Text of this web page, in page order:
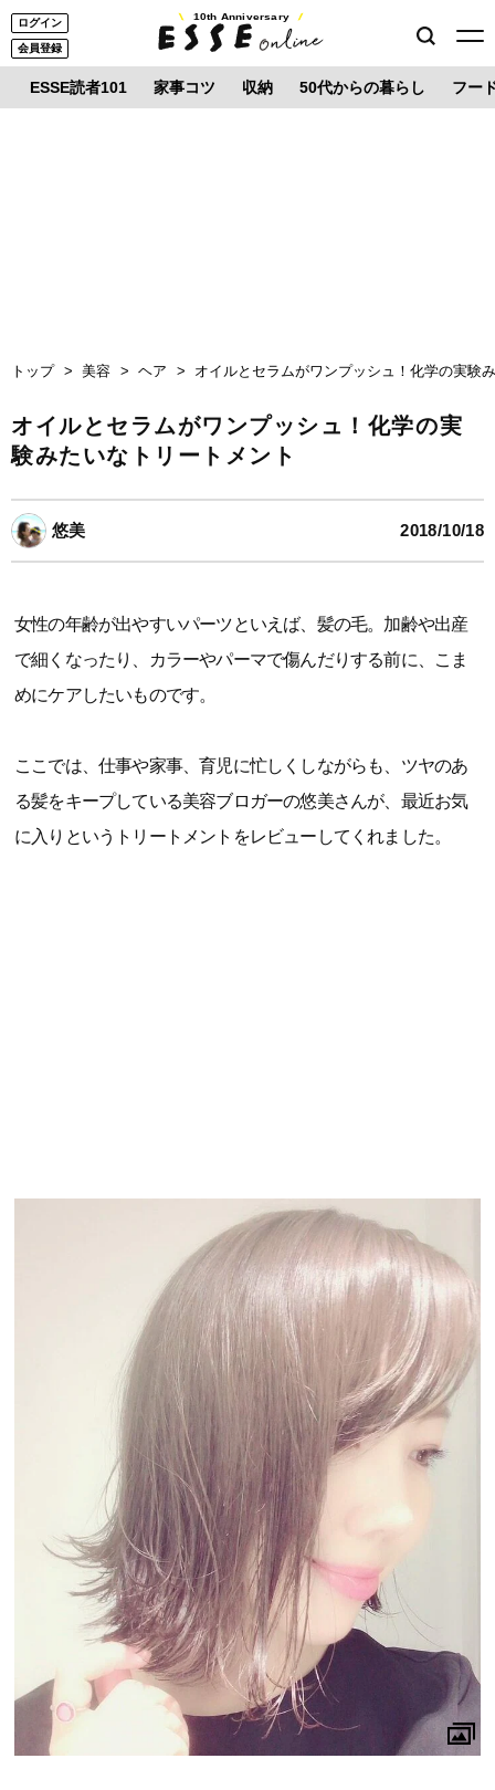
ログイン
会員登録
10th Anniversary
ESSE読者101 家事コツ 収納 50代からの暮らし フー
トップ 美容 ヘア オイルとセラムがワンプッシュ！化学の実験
オイルとセラムがワンプッシュ！化学の実
験みたいなトリートメント
悠美 2018/10/18
女性の年齢が出やすいパーツといえば、髪の毛。加齢や出産
で細くなったり、カラーやパーマで傷んだりする前に、こま
めにケアしたいものです。
ここでは、仕事や家事、育児に忙しくしながらも、ツヤのあ
る髪をキープしている美容ブロガーの悠美さんが、最近お気
に入りというトリートメントをレビューしてくれました。